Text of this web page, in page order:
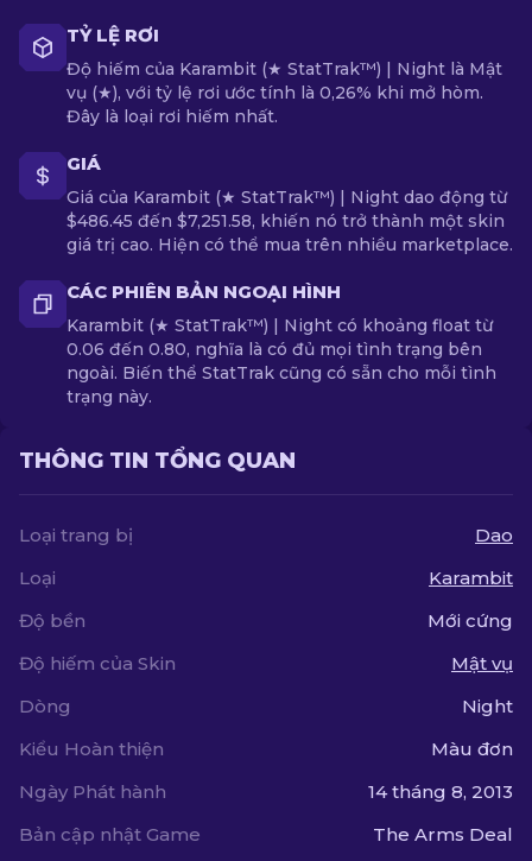
TỶ LỆ RƠI
Độ hiếm của Karambit (★ StatTrak™) | Night là Mật
vụ (★), với tỷ lệ rơi ước tính là 0,26% khi mở hòm.
Đây là loại rơi hiếm nhất.
GIÁ
Giá của Karambit (★ StatTrak™) | Night dao động từ
$486.45 đến $7,251.58, khiến nó trở thành một skin
giá trị cao. Hiện có thể mua trên nhiều marketplace.
CÁC PHIÊN BẢN NGOẠI HÌNH
Karambit (★ StatTrak™) | Night có khoảng float từ
0.06 đến 0.80, nghĩa là có đủ mọi tình trạng bên
ngoài. Biến thể StatTrak cũng có sẵn cho mỗi tình
trạng này.
THÔNG TIN TỔNG QUAN
Loại trang bị
Dao
Loại
Karambit
Độ bền
Mới cứng
Độ hiếm của Skin
Mật vụ
Dòng
Night
Kiểu Hoàn thiện
Màu đơn
Ngày Phát hành
14 tháng 8, 2013
Bản cập nhật Game
The Arms Deal